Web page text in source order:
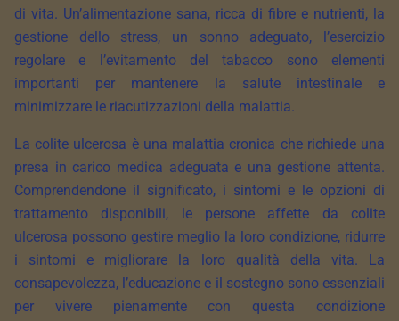
di vita. Un’alimentazione sana, ricca di fibre e nutrienti, la
gestione dello stress, un sonno adeguato, l’esercizio
regolare e l’evitamento del tabacco sono elementi
importanti per mantenere la salute intestinale e
minimizzare le riacutizzazioni della malattia.
La colite ulcerosa è una malattia cronica che richiede una
presa in carico medica adeguata e una gestione attenta.
Comprendendone il significato, i sintomi e le opzioni di
trattamento disponibili, le persone affette da colite
ulcerosa possono gestire meglio la loro condizione, ridurre
i sintomi e migliorare la loro qualità della vita. La
consapevolezza, l’educazione e il sostegno sono essenziali
per vivere pienamente con questa condizione